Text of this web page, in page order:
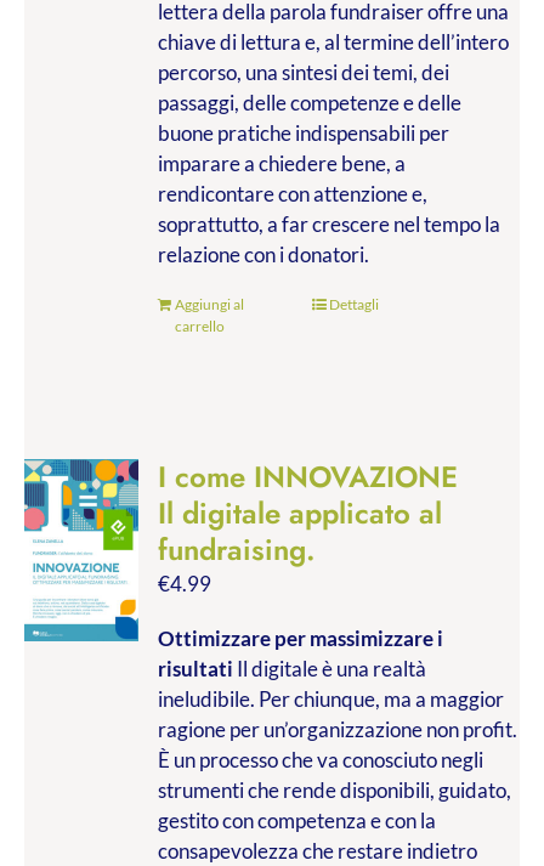
lettera della parola fundraiser offre una
chiave di lettura e, al termine dell’intero
percorso, una sintesi dei temi, dei
passaggi, delle competenze e delle
buone pratiche indispensabili per
imparare a chiedere bene, a
rendicontare con attenzione e,
soprattutto, a far crescere nel tempo la
relazione con i donatori.
Aggiungi al
carrello
Dettagli
I come INNOVAZIONE
Il digitale applicato al
fundraising.
€4.99
Ottimizzare per massimizzare i
risultati Il digitale è una realtà
ineludibile. Per chiunque, ma a maggior
ragione per un’organizzazione non profit.
È un processo che va conosciuto negli
strumenti che rende disponibili, guidato,
gestito con competenza e con la
consapevolezza che restare indietro